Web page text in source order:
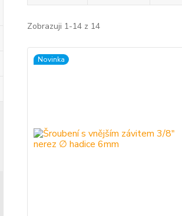
Zobrazuji 1-14 z 14
Novinka